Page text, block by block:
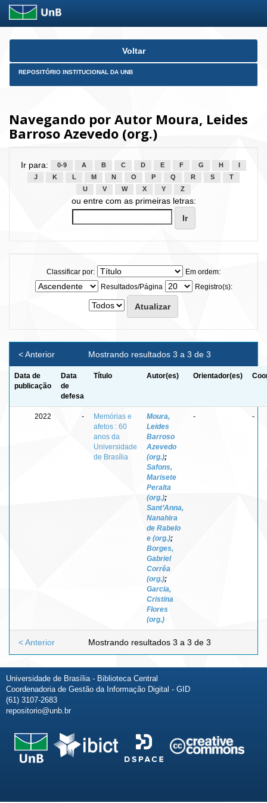
Skip
Voltar
REPOSITÓRIO INSTITUCIONAL DA UNB
Navegando por Autor Moura, Leides
Barroso Azevedo (org.)
Ir para: 0-9 A B C D E F G H
J
K L M N O P Q R S
T
U
V W X Y Z
ou entre com as primeiras letras:
Classificar por:
Em ordem:
Resultados/Página
Registro(s):
Mostrando resultados 3 a 3 de 3
< Anterior
Data de
publicação
Data
de
defesa
Título Autor(es) Orientador(es)
2022 -
Memórias e
afetos : 60
anos da
Universidade
de Brasília
Moura,
Leides
Barroso
Azevedo
(org.);
Safons,
Marisete
Peralta
(org.);
Sant’Anna,
Nanahira
de Rabelo
e (org.);
Borges,
Gabriel
Corrêa
(org.);
Garcia,
Cristina
Flores
(org.)
- -
Mostrando resultados 3 a 3 de 3
< Anterior
Universidade de Brasília - Biblioteca Central
Coordenadoria de Gestão da Informação Digital - GID
(61) 3107-2683
repositorio@unb.br